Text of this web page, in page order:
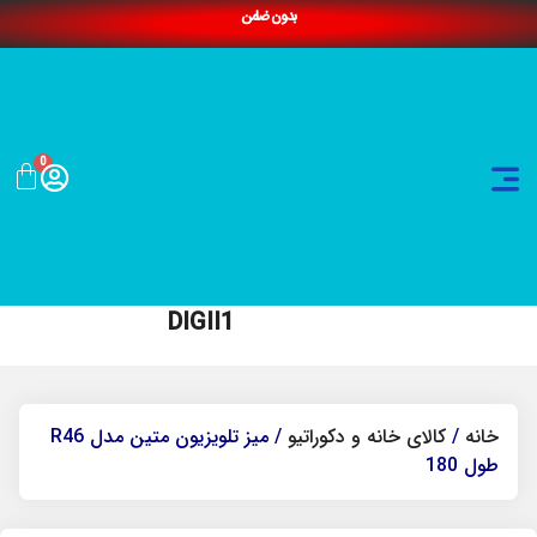
بدون ضامن
0
DIGII1
خانه / کالای خانه و دکوراتیو
/ میز تلویزیون متین مدل R46
طول 180